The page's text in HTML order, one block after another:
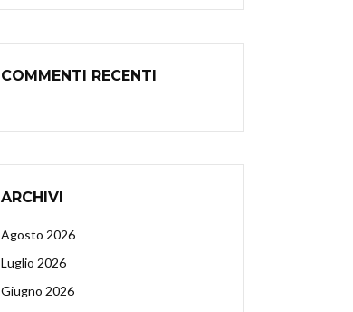
COMMENTI RECENTI
ARCHIVI
Agosto 2026
Luglio 2026
Giugno 2026